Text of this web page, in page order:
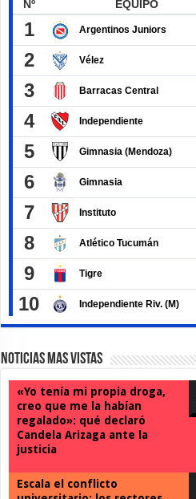
Noticias Mas Vistas
«Yo tenía mi propia droga,
creo que me la habían
regalado»: qué declaró
Candela Arizaga ante la
justicia
Escala el conflicto